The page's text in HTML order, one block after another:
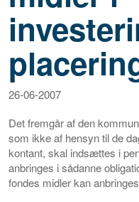
26-06-2007
Det fremgår af den
som ikke af hensyn til de
kontant, skal indsættes i
anbringes i sådanne
fondes midler kan